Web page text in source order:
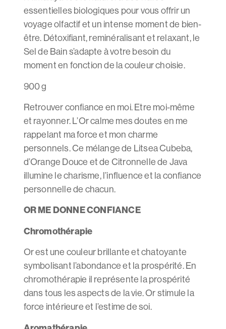
essentielles biologiques pour vous offrir un
voyage olfactif et un intense moment de bien-
être. Détoxifiant, reminéralisant et relaxant, le
Sel de Bain s’adapte à votre besoin du
moment en fonction de la couleur choisie.
900 g
Retrouver confiance en moi. Etre moi-même
et rayonner. L’Or calme mes doutes en me
rappelant ma force et mon charme
personnels. Ce mélange de Litsea Cubeba,
d’Orange Douce et de Citronnelle de Java
illumine le charisme, l’influence et la confiance
personnelle de chacun.
OR ME DONNE CONFIANCE
Chromothérapie
Or est une couleur brillante et chatoyante
symbolisant l’abondance et la prospérité. En
chromothérapie il représente la prospérité
dans tous les aspects de la vie. Or stimule la
force intérieure et l’estime de soi.